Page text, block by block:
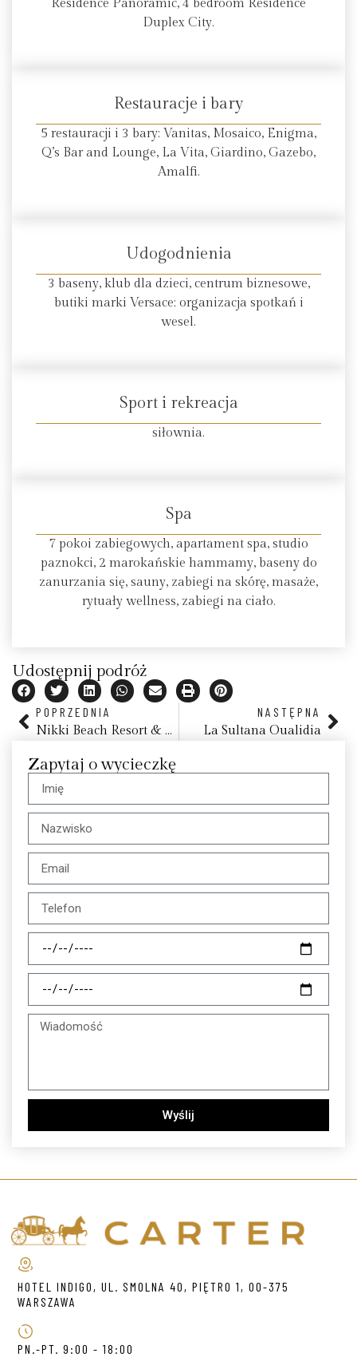
Residence Panoramic, 4 bedroom Residence
Duplex City.
Restauracje i bary
5 restauracji i 3 bary: Vanitas, Mosaico, Enigma,
Q’s Bar and Lounge, La Vita, Giardino, Gazebo,
Amalfi.
Udogodnienia
3 baseny, klub dla dzieci, centrum biznesowe,
butiki marki Versace; organizacja spotkań i
wesel.
Sport i rekreacja
siłownia.
Spa
7 pokoi zabiegowych, apartament spa, studio
paznokci, 2 marokańskie hammamy, baseny do
zanurzania się, sauny, zabiegi na skórę, masaże,
rytuały wellness, zabiegi na ciało.
Udostępnij podróż
POPRZEDNIA
Nikki Beach Resort & Spa
NASTĘPNA
La Sultana Oualidia
Zapytaj o wycieczkę
Wyślij
HOTEL INDIGO, UL. SMOLNA 40, PIĘTRO 1, 00-375
WARSZAWA
PN.-PT. 9:00 - 18:00